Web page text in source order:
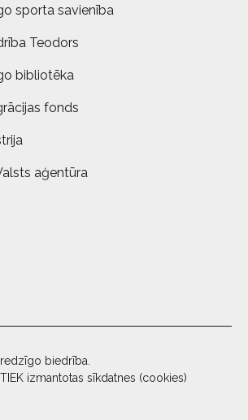
sporta savienība
Teodors
bibliotēka
fonds
aģentūra
biedrība.
izmantotas sīkdatnes (cookies)